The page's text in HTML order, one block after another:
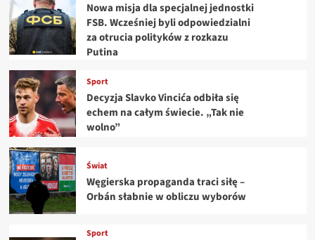
Nowa misja dla specjalnej jednostki
FSB. Wcześniej byli odpowiedzialni
za otrucia polityków z rozkazu
Putina
Sport
Decyzja Slavko Vincića odbiła się
echem na całym świecie. „Tak nie
wolno”
Świat
Węgierska propaganda traci siłę –
Orbán słabnie w obliczu wyborów
Sport